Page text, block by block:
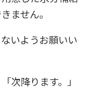
ません。
いようお願いい
次降ります。」